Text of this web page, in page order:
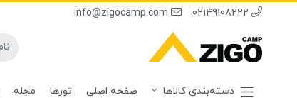
02149108222
info@zigocamp.com
دسته‌بندی کالاها صفحه اصلی تورها مجله